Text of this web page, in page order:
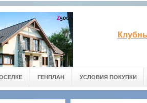
ГЕНПЛАН УСЛОВИЯ ПОКУПКИ